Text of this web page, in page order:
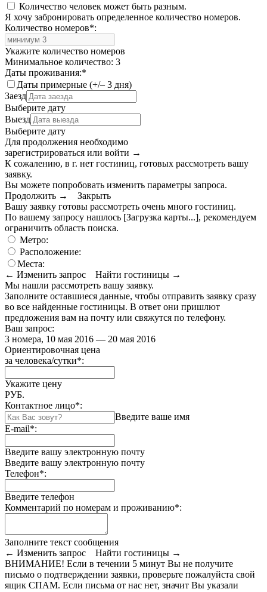
Количество человек может быть разным.
Я хочу забронировать определенное количество номеров.
Количество номеров*:
Укажите количество номеров
Минимальное количество: 3
Даты проживания:*
Даты примерные (+/– 3 дня)
Заезд
Выберите дату
Выезд
Выберите дату
Для продолжения необходимо
зарегистрироваться или войти →
К сожалению, в г. нет гостиниц, готовых рассмотреть вашу
заявку.
Вы можете попробовать изменить параметры запроса.
Продолжить →
Закрыть
Вашу заявку готовы рассмотреть очень много гостиниц.
По вашему запросу нашлось [Загрузка карты...], рекомендуем
ограничить область поиска.
Метро:
Расположение:
Места:
← Изменить запрос
Найти гостиницы →
Мы нашли рассмотреть вашу заявку.
Заполните оставшиеся данные, чтобы отправить заявку сразу
во все найденные гостиницы. В ответ они пришлют
предложения вам на почту или свяжутся по телефону.
Ваш запрос:
3 номера, 10 мая 2016 — 20 мая 2016
Ориентировочная цена
за человека/сутки*:
Укажите цену
РУБ.
Контактное лицо*:
Введите ваше имя
E-mail*:
Введите вашу электронную почту
Введите вашу электронную почту
Телефон*:
Введите телефон
Комментарий по номерам и проживанию*:
Заполните текст сообщения
← Изменить запрос
Найти гостиницы →
ВНИМАНИЕ! Если в течении 5 минут Вы не получите
письмо о подтверждении заявки, проверьте пожалуйста свой
ящик СПАМ. Если письма от нас нет, значит Вы указали